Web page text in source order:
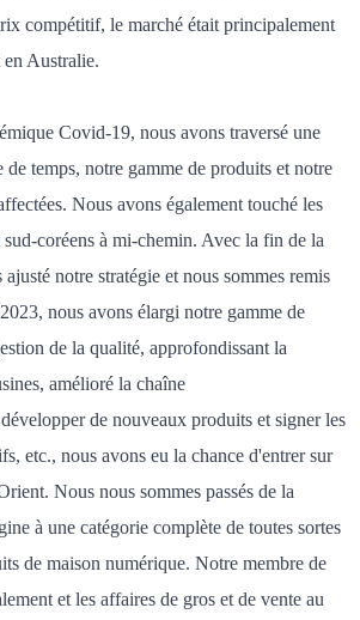
compétitif, le marché était principalement
Australie.
Covid-19, nous avons traversé une
temps, notre gamme de produits et notre
Nous avons également touché les
sud-coréens à mi-chemin. Avec la fin de la
notre stratégie et nous sommes remis
nous avons élargi notre gamme de
de la qualité, approfondissant la
amélioré la chaîne
de nouveaux produits et signer les
etc., nous avons eu la chance d'entrer sur
Nous nous sommes passés de la
à une catégorie complète de toutes sortes
de maison numérique. Notre membre de
et les affaires de gros et de vente au